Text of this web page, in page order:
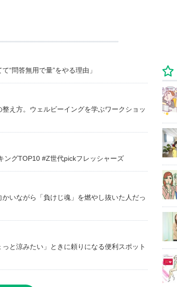
問答無用で量”をやる理由」
え方。ウェルビーイングを学ぶワークショッ
ングTOP10 #Z世代pickフレッシャーズ
いながら「負けじ魂」を燃やし抜いた人だっ
と涼みたい」ときに頼りになる便利スポット